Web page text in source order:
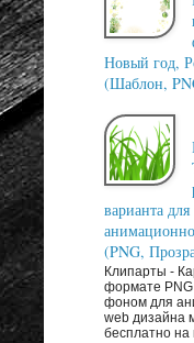
Новый год,
(Шаблон,
варианта для
(PNG,
Клипарты -
формате
фоном для
web дизайна
бесплатно